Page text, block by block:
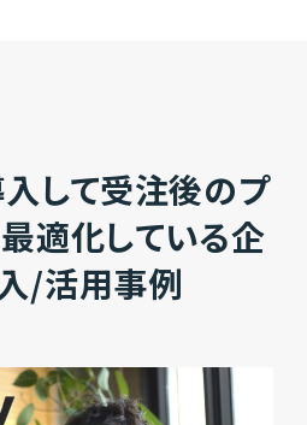
して受注後のプ
適化している企
/活用事例